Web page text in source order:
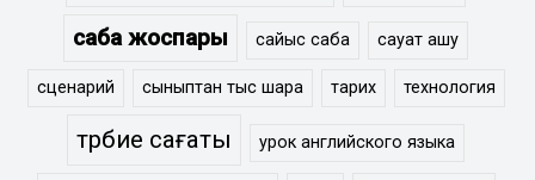
сабақ жоспары сайыс сабақ сауат ашу
сценарий сыныптан тыс шара тарих технология
тәрбие сағаты урок английского языка